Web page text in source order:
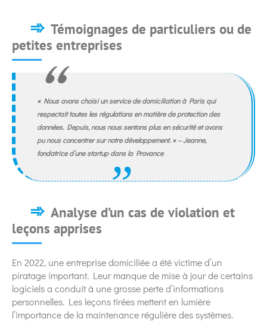
Témoignages de particuliers ou de
petites entreprises
« Nous avons choisi un service de domiciliation à Paris qui
respectait toutes les régulations en matière de protection des
données. Depuis, nous nous sentons plus en sécurité et avons
pu nous concentrer sur notre développement. » – Jeanne,
fondatrice d’une startup dans la Provance
Analyse d’un cas de violation et
leçons apprises
En 2022, une entreprise domiciliée a été victime d’un
piratage important. Leur manque de mise à jour de certains
logiciels a conduit à une grosse perte d’informations
personnelles. Les leçons tirées mettent en lumière
l’importance de la maintenance régulière des systèmes.